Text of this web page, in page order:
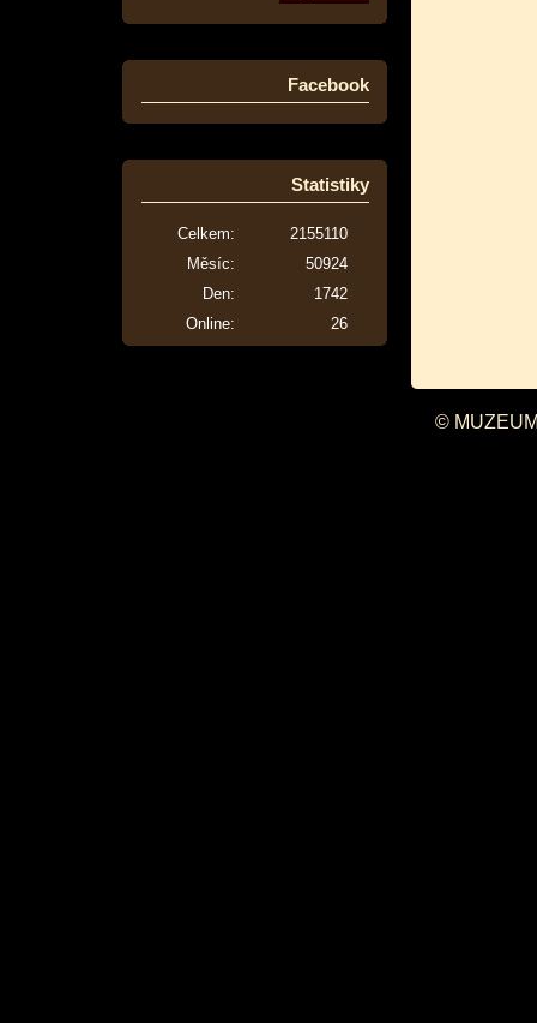
Facebook
Statistiky
Online: 26
Celkem:
2155110
Měsíc:
50924
Den:
1742
©